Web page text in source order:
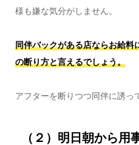
様も嫌な気分がしません。
同伴バックがある店ならお給
の断り方と言えるでしょう。
アフターを断りつつ同伴に誘っ
（２）明日朝から